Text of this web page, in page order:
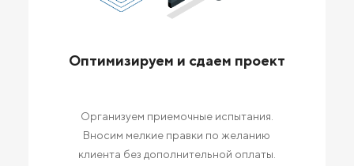
Оптимизируем и сдаем проект
Организуем приемочные испытания.
Вносим мелкие правки по желанию
клиента без дополнительной оплаты.